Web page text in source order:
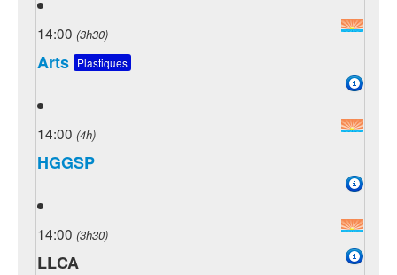
14:00 (3h30)
Arts Plastiques
14:00 (4h)
HGGSP
14:00 (3h30)
LLCA